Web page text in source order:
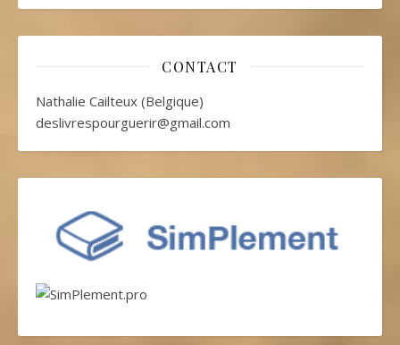
CONTACT
Nathalie Cailteux (Belgique)
deslivrespourguerir@gmail.com